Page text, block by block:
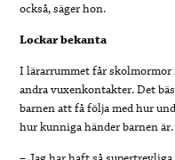
också, säger hon.
Lockar bekanta
I lärarrummet får skolmormor
andra vuxenkontakter. Det
barnen att få följa med hur
hur kunniga händer barnen är.